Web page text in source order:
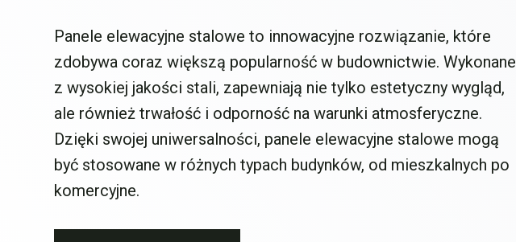
Panele elewacyjne stalowe to innowacyjne rozwiązanie, które
zdobywa coraz większą popularność w budownictwie. Wykonane
z wysokiej jakości stali, zapewniają nie tylko estetyczny wygląd,
ale również trwałość i odporność na warunki atmosferyczne.
Dzięki swojej uniwersalności, panele elewacyjne stalowe mogą
być stosowane w różnych typach budynków, od mieszkalnych po
komercyjne.